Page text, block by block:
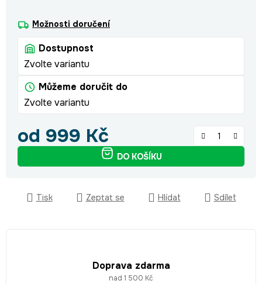
Možnosti doručení
Dostupnost
Zvolte variantu
Můžeme doručit do
Zvolte variantu
od 999 Kč
DO KOŠÍKU
Tisk Zeptat se Hlídat Sdílet
Doprava zdarma
nad 1 500 Kč